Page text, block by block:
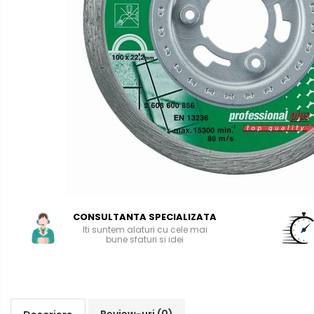
Aparate de sudura cu laser
Accesorii sudura
Sarma sudura MIG/MAG
Electrozi sudura MMA
Baghete si Electrozi sudura
Pistolete sudura MIG/MAG
Accesorii MMA
Accesorii MIG/MAG
Accesorii taiere cu plasma
CONSULTANTA SPECIALIZATA
Iti suntem alaturi cu cele mai
bune sfaturi si idei